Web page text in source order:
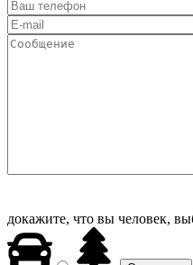
докажите, что вы человек,